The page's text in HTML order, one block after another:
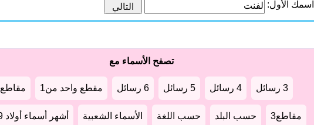
اسمك الأول:
تصفح الأسماء مع
3 رسائل 4 رسائل 5 رسائل 6 رسائل مقطع واحد من1 مقاطع2
مقاطع3 حسب البلد حسب اللغة الأسماء الشعبية أشهر أسماء أولاد 2019